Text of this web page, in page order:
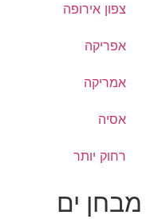
צפון אירופה
אפריקה
אמריקה
אסיה
רחוק יותר
מבחן ים